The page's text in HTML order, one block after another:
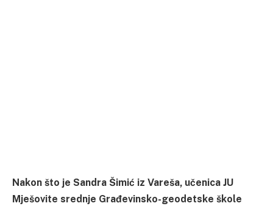
Nakon što je Sandra Šimić iz Vareša, učenica JU
Mješovite srednje Građevinsko-geodetske škole